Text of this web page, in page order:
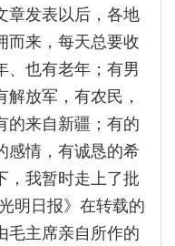
发表以后，各地
而来，每天总要收
、也有老年；有男
放军，有农民，
的来自新疆；有的
感情，有诚恳的希
，我暂时走上了批
明日报》在转载的
毛主席亲自所作的